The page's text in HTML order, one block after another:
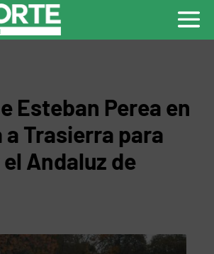
Esteban Perea en
a Trasierra para
Andaluz de